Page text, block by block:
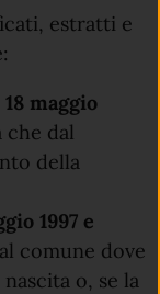
estratti e
maggio
che dal
della
1997 e
comune dove
o, se la